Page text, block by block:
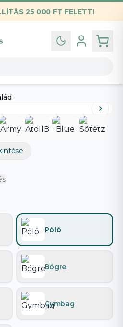
25 000 FT FELETT!
Póló
Bögre
Gymbag